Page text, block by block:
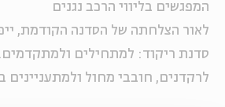
המפגשים בליווי הרכב נגנים
לאור הצלחתה של הסדנה הקודמת,
סדנת ריקוד: למתחילים ולמתקדמים.
לרקדנים, חובבי מחול ולמתעניינים